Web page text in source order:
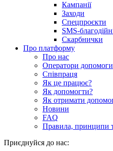
Кампанії
Заходи
Спецпроєкти
SMS-
Скарбнички
Про платформу
Про нас
Оператори допомоги
Співпраця
Як це працює?
Як допомогти?
Як отримати
Новини
FAQ
Правила, принципи
Приєднуйся до нас: